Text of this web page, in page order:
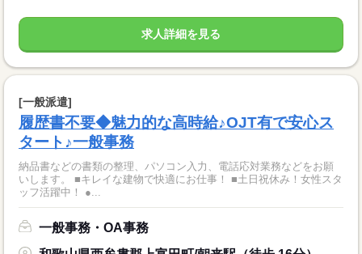
求人詳細を見る
[一般派遣]
履歴書不要◆魅力的な高時給♪OJT有で安心ス
タート♪一般事務
納品書などの書類の整理、パソコン入力、電話応対業務などをお願
いします。 ■キレイな建物で快適にお仕事！ ■土日祝休み！女性スタ
ッフ活躍中！ ●...
一般事務・OA事務